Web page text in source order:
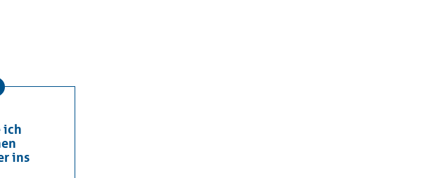
ich
ins